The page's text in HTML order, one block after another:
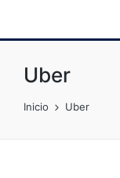
Uber
Inicio Uber